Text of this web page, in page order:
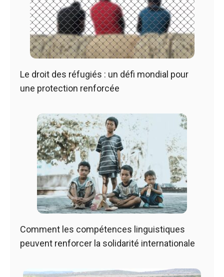
Le droit des réfugiés : un défi mondial pour
une protection renforcée
Comment les compétences linguistiques
peuvent renforcer la solidarité internationale